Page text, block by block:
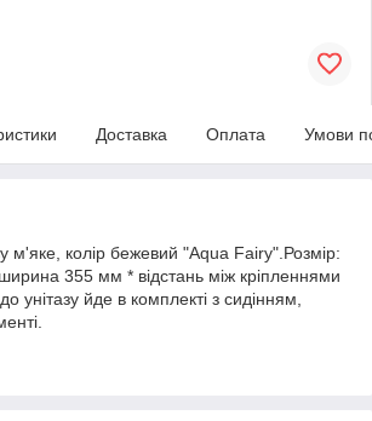
Доставка Оплата Умови
м'яке, колір бежевий "Aqua Fairy".Розмір:
355 мм * відстань між кріпленнями
унітазу йде в комплекті з сидінням,